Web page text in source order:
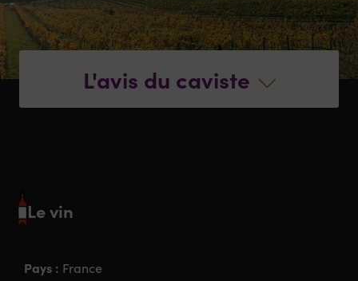
L'avis du caviste
Le vin
Pays : France